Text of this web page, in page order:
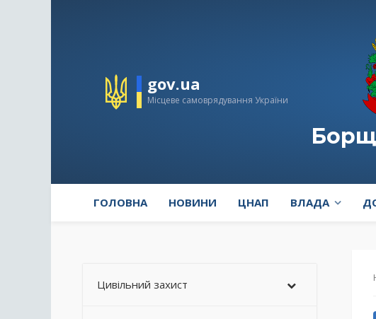
gov.ua
Місцеве самоврядування України
ГОЛОВНА НОВИНИ ЦНАП ВЛАДА
Цивільний захист